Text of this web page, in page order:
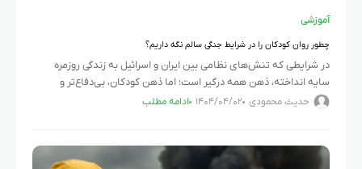
آموزشی
چطور روان کودکان را در شرایط جنگی سالم نگه داریم؟
در شرایطی که تنش‌های نظامی بین ایران و اسرائیل به زندگی روزمره
سایه انداخته، ذهن همه درگیر است؛ اما ذهن کودکان، بی‌دفاع‌تر و
حساس‌تر از همیشه شده. آن‌ها شاید مفهوم
حدیث محمودی ۱۴۰۴/۰۴/۰۲ ادامه مطلب